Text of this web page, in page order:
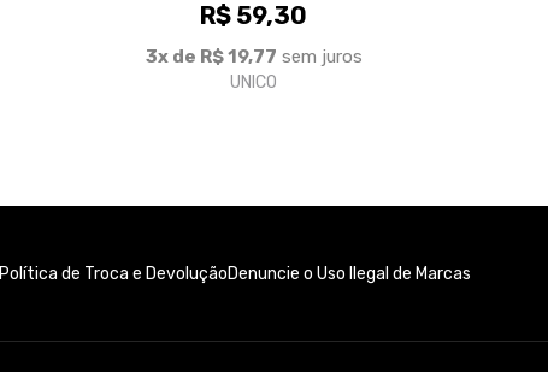
R$ 59,30
3x de R$ 19,77 sem juros
UNICO
Política de Troca e DevoluçãoDenuncie o Uso Ilegal de Marcas